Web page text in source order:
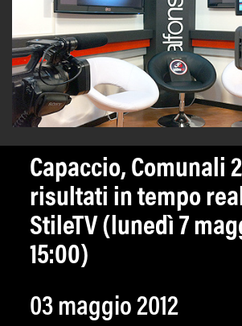
Capaccio, Comunali
risultati in tempo
StileTV (lunedì 7
15:00)
03 maggio 2012